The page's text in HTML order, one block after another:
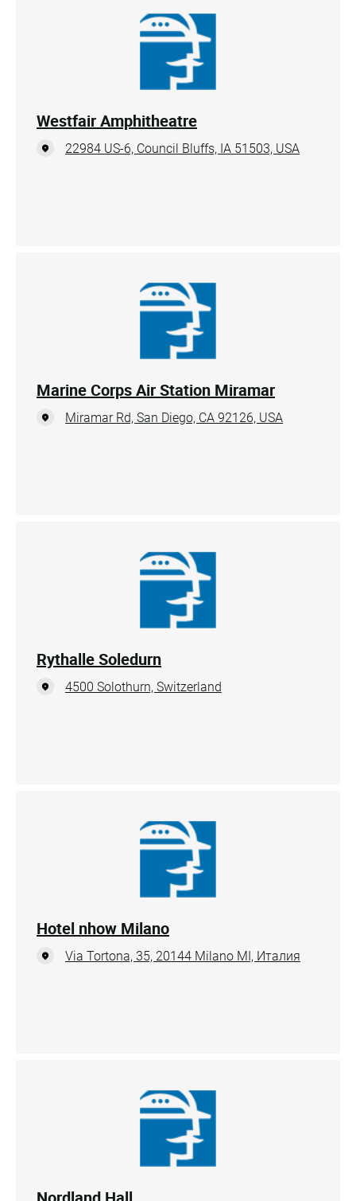
Westfair Amphitheatre
22984 US-6, Council Bluffs, IA 51503, USA
Marine Corps Air Station Miramar
Miramar Rd, San Diego, CA 92126, USA
Rythalle Soledurn
4500 Solothurn, Switzerland
Hotel nhow Milano
Via Tortona, 35, 20144 Milano MI, Италия